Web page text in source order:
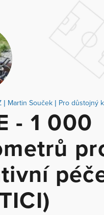
| Martin Souček | Pro důstojný
- 1 000